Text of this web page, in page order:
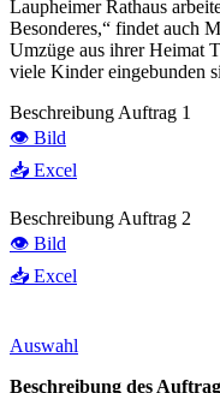
Laupheimer Rathaus
Besonderes,“ findet auch
Umzüge aus ihrer Heimat
viele Kinder eingebunden
Beschreibung Auftrag 1
👁️ Bild
📥 Excel
Beschreibung Auftrag 2
👁️ Bild
📥 Excel
Auswahl
Beschreibung des